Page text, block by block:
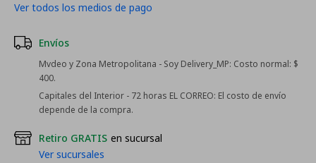
Ver todos los medios de pago
Envíos
Mvdeo y Zona Metropolitana - Soy Delivery_MP: Costo normal: $
400.
Capitales del Interior - 72 horas EL CORREO: El costo de envío
depende de la compra.
Retiro GRATIS en sucursal
Ver sucursales